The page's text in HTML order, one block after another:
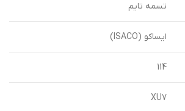
تسمه تایم
ایساکو (ISACO)
114
XU7